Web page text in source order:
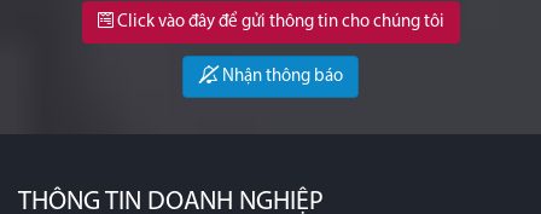
Click vào đây để gửi thông tin cho chúng tôi
Nhận thông báo
THÔNG TIN DOANH NGHIỆP